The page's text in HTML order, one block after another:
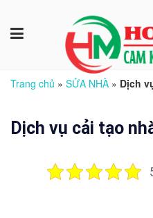
Trang chủ » SỬA NHÀ » Dịch
Dịch vụ cải tạo